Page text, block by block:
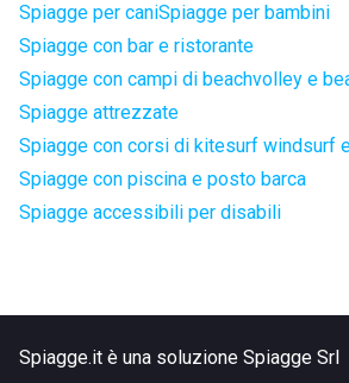
Spiagge per caniSpiagge per bambini
Spiagge con bar e ristorante
Spiagge con campi di beachvolley e
Spiagge attrezzate
Spiagge con corsi di kitesurf windsurf
Spiagge con piscina e posto barca
Spiagge accessibili per disabili
Spiagge.it è una soluzione Spiagge Srl